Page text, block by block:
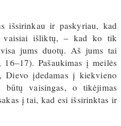
išsirinkau ir paskyriau, kad
vaisiai išliktų, – kad ko tik
jums duotų. Aš jums tai
16–17). Pašaukimas į meilės
Dievo įdedamas į kiekvieno
vaisingas, o tikėjimas
į tai, kad esi išsirinktas ir